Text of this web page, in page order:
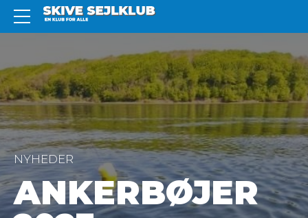
NYHEDER
ANKERBØJER